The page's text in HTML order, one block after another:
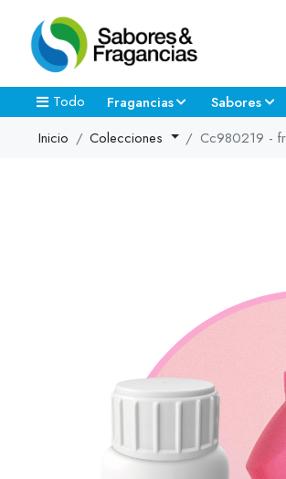
Todo Fragancias Sabores
Inicio
Colecciones Cc980219 -